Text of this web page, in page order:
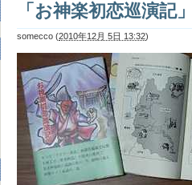
「お神楽初恋巡演記
somecco (2010年12月 5日 13:32)